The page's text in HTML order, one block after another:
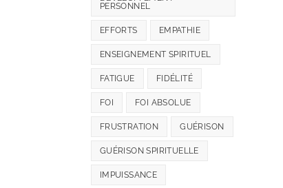
PERSONNEL
EFFORTS EMPATHIE
ENSEIGNEMENT SPIRITUEL
FATIGUE FIDÉLITÉ
FOI FOI ABSOLUE
FRUSTRATION GUÉRISON
GUÉRISON SPIRITUELLE
IMPUISSANCE